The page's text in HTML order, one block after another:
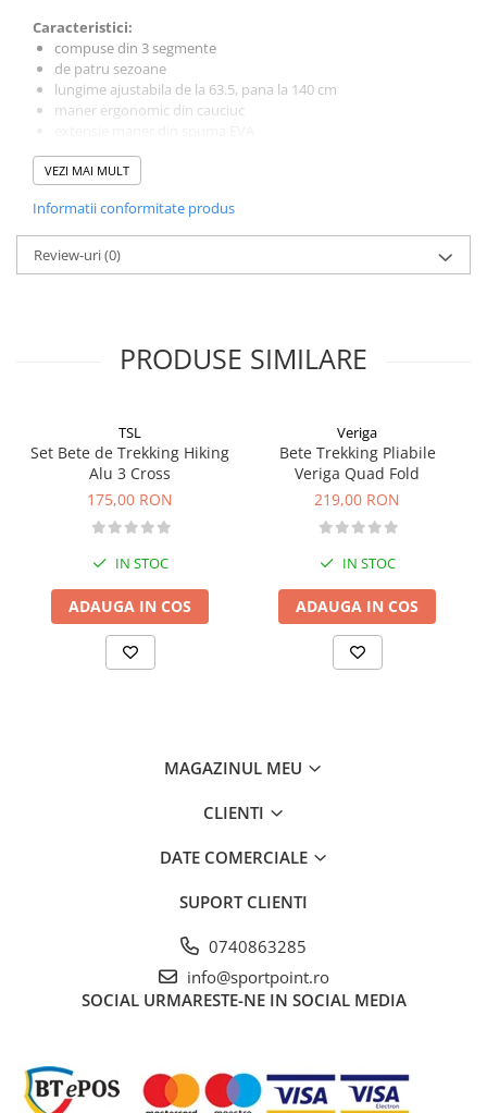
Imbracaminte de corp
Copii
Jachete copii
Pantaloni copii
Sosete
Imbracaminte de corp
INCALTAMINTE
Ghete
OFERTE SPECIALE
OCHELARI SPORT
SPRAY ANTI URS
Briceaguri si Cutite
Vase si Tacamuri
Caracteristici:
compuse din 3 segmente
de patru sezoane
lungime ajustabila de la 63.5, pana la 140 cm
maner ergonomic din cauciuc
greutate: 534 gr./ pereche
curea ajustabila
VEZI MAI MULT
Informatii conformitate produs
Review-uri(0)
PRODUSE SIMILARE
TSL
Set Bete de Trekking Hiking
Alu 3 Cross
175,00 RON
IN STOC
ADAUGA IN COS
Veriga
Bete Trekking Pliabile
Veriga Quad Fold
219,00 RON
IN STOC
ADAUGA IN COS
MAGAZINUL MEU
CLIENTI
DATE COMERCIALE
SUPORT CLIENTI
0740863285
info@sportpoint.ro
SOCIAL URMARESTE-NE IN SOCIAL MEDIA